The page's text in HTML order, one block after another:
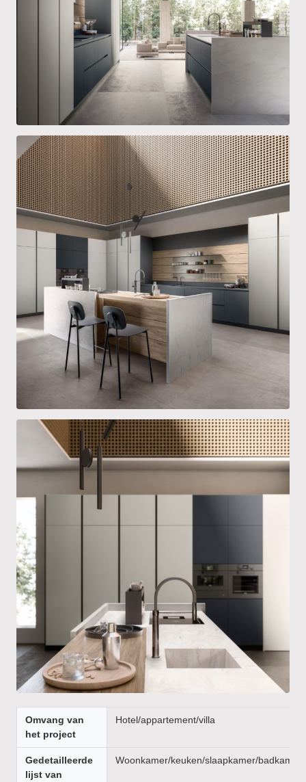
Omvang van
het project
Hotel/appartement/villa
Gedetailleerde
lijst van
Woonkamer/keuken/slaapkamer/